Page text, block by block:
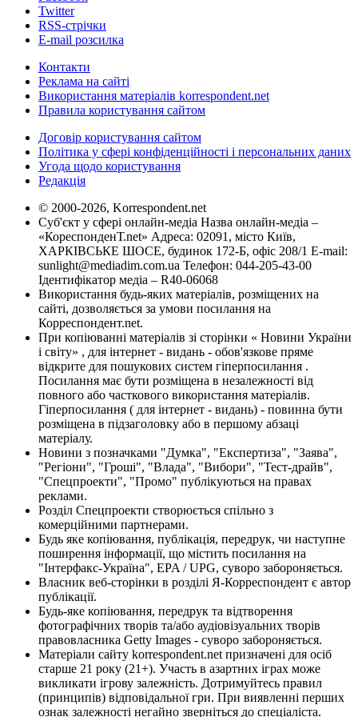
Twitter
RSS-стрічки
E-mail розсилка
Контакти
Реклама на сайті
Використання матеріалів korrespondent.net
Правила користування сайтом
Договір користування сайтом
Політика у сфері конфіденційності і персональних даних
Угода щодо користування
Редакція
© 2000-2026, Korrespondent.net
Суб'єкт у сфері онлайн-медіа Назва онлайн-медіа –
«КореспонденТ.net» Адреса: 02091, місто Київ,
ХАРКІВСЬКЕ ШОСЕ, будинок 172-Б, офіс 208/1 E-mail:
sunlight@mediadim.com.ua Телефон: 044-205-43-00
Ідентифікатор медіа – R40-06068
Використання будь-яких матеріалів, розміщених на
сайті, дозволяється за умови посилання на
Корреспондент.net.
При копіюванні матеріалів зі сторінки « Новини України
і світу» , для інтернет - видань - обов'язкове пряме
відкрите для пошукових систем гіперпосилання .
Посилання має бути розміщена в незалежності від
повного або часткового використання матеріалів.
Гіперпосилання ( для інтернет - видань) - повинна бути
розміщена в підзаголовку або в першому абзаці
матеріалу.
Новини з позначками "Думка", "Експертиза", "Заява",
"Регіони", "Гроші", "Влада", "Вибори", "Тест-драйв",
"Спецпроекти", "Промо" публікуються на правах
реклами.
Розділ Спецпроекти створюється спільно з
комерційними партнерами.
Будь яке копіювання, публікація, передрук, чи наступне
поширення інформації, що містить посилання на
"Інтерфакс-Україна", EPA / UPG, суворо забороняється.
Власник веб-сторінки в розділі Я-Корреспондент є автор
публікації.
Будь-яке копіювання, передрук та відтворення
фотографічних творів та/або аудіовізуальних творів
правовласника Getty Images - суворо забороняється.
Матеріали сайту korrespondent.net призначені для осіб
старше 21 року (21+). Участь в азартних іграх може
викликати ігрову залежність. Дотримуйтесь правил
(принципів) відповідальної гри. При виявленні перших
ознак залежності негайно зверніться до спеціаліста.